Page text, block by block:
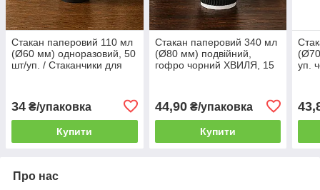
Стакан паперовий 110 мл
(Ø60 мм) одноразовий, 50
шт/уп. / Стаканчики для
34 ₴/упаковка
Купити
Стакан паперовий 340 мл
(Ø80 мм) подвійний,
гофро чорний ХВИЛЯ, 15
44,90₴/упаковка
Купити
уп.
Про нас